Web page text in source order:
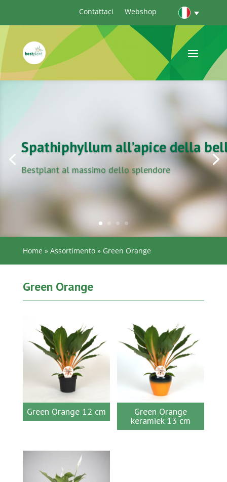
Contattaci Webshop
Spathiphyllum all’apice della
Bestplant al massimo dello splendore
Home » Assortimento» Green Orange
Green Orange
Green Orange 12 cm Green Orange
keramiek 13 cm